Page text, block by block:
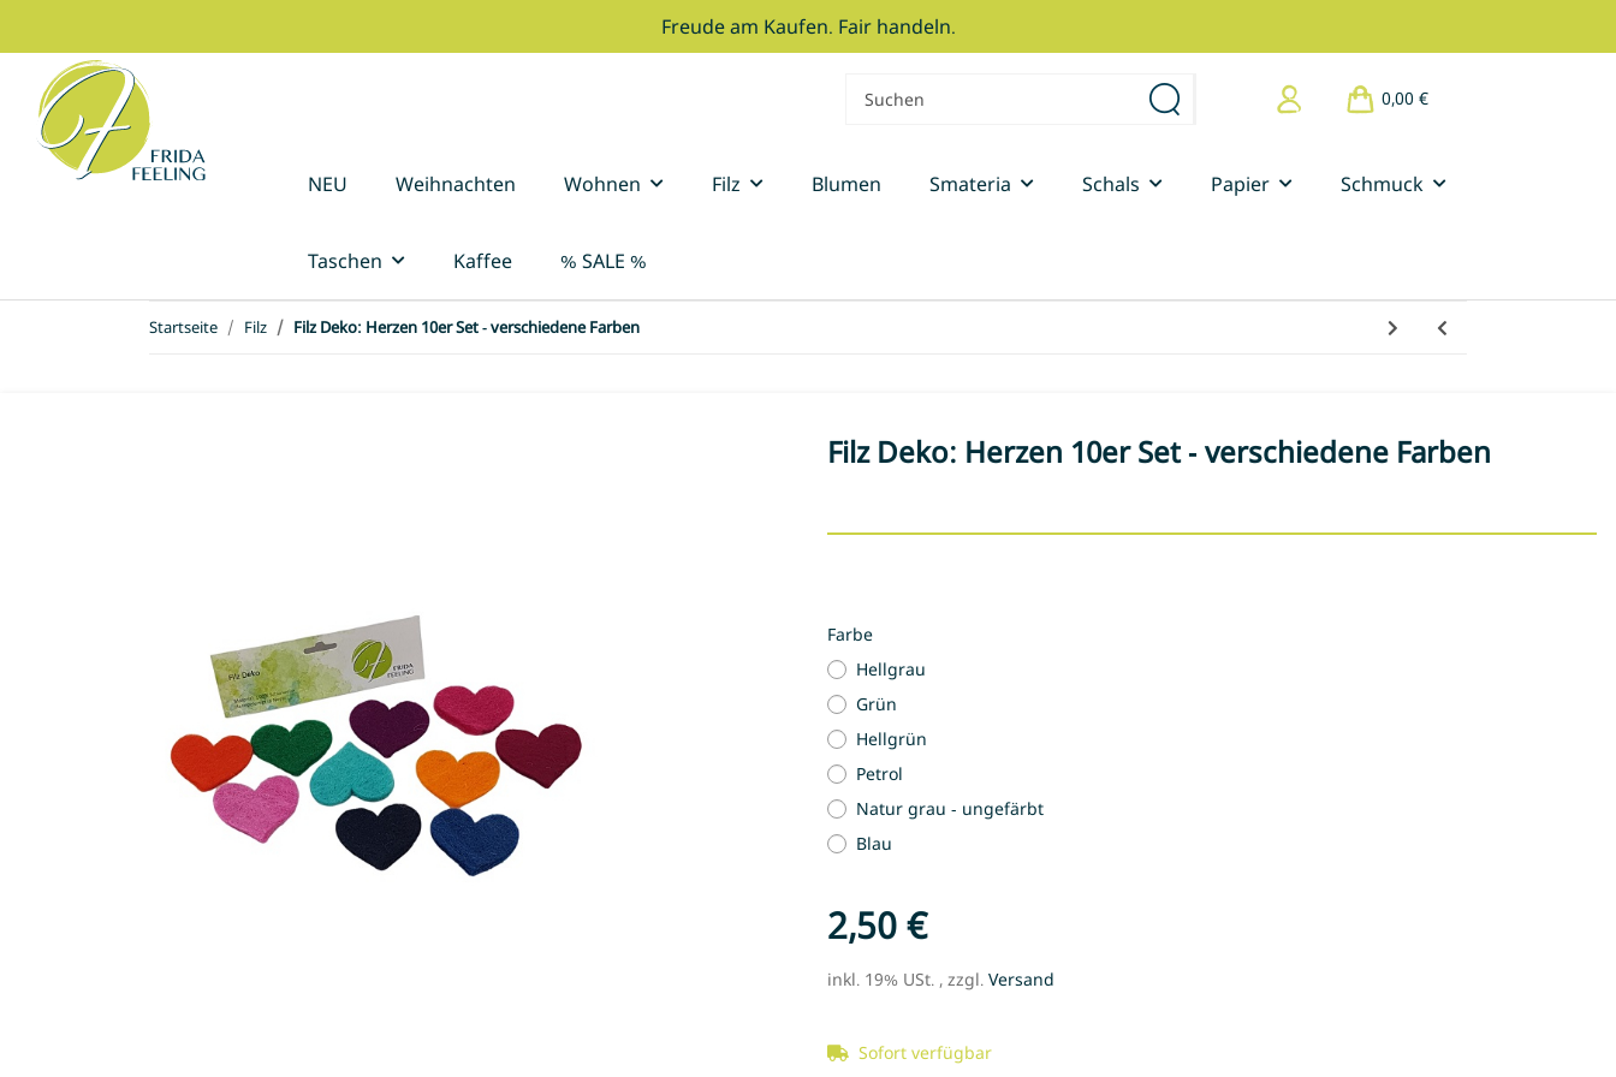
Freude am Kaufen. Fair handeln.
0,00 €
NEU Weihnachten Wohnen Filz Blumen Smateria Schals Papier Schmuck
Taschen Kaffee % SALE %
Startseite Filz Filz Deko: Herzen 10er Set - verschiedene Farben
Filz Deko: Herzen 10er Set - verschiedene Farben
Farbe
Hellgrau
Grün
Hellgrün
Petrol
Natur grau - ungefärbt
Blau
2,50 €
inkl. 19% USt. , zzgl. Versand
Sofort verfügbar